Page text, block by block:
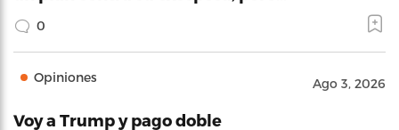
0
Opiniones Ago 3, 2026
Voy a Trump y pago doble